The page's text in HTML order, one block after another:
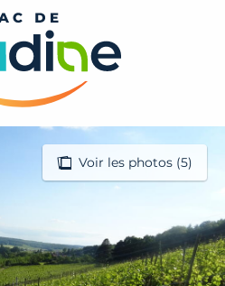
Voir les photos (5)